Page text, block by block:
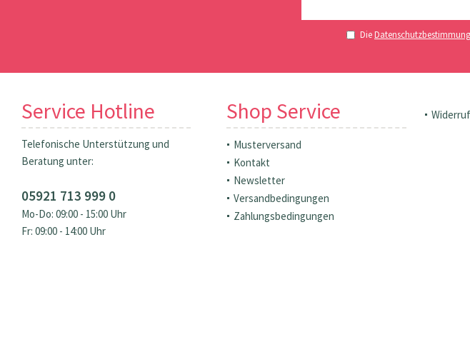
Die
Service Hotline
Telefonische Unterstützung und
Beratung unter:
05921 713 999 0
Mo-Do: 09:00 - 15:00 Uhr
Fr: 09:00 - 14:00 Uhr
Shop Service
Musterversand
Kontakt
Newsletter
Versandbedingungen
Zahlungsbedingungen